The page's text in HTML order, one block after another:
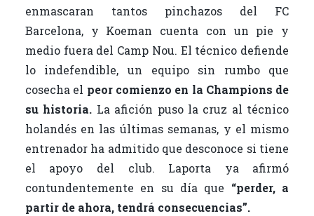
enmascaran tantos pinchazos del FC
Barcelona, y Koeman cuenta con un pie y
medio fuera del Camp Nou. El técnico defiende
lo indefendible, un equipo sin rumbo que
cosecha el peor comienzo en la Champions de
su historia. La afición puso la cruz al técnico
holandés en las últimas semanas, y el mismo
entrenador ha admitido que desconoce si tiene
el apoyo del club. Laporta ya afirmó
contundentemente en su día que “perder, a
partir de ahora, tendrá consecuencias”.